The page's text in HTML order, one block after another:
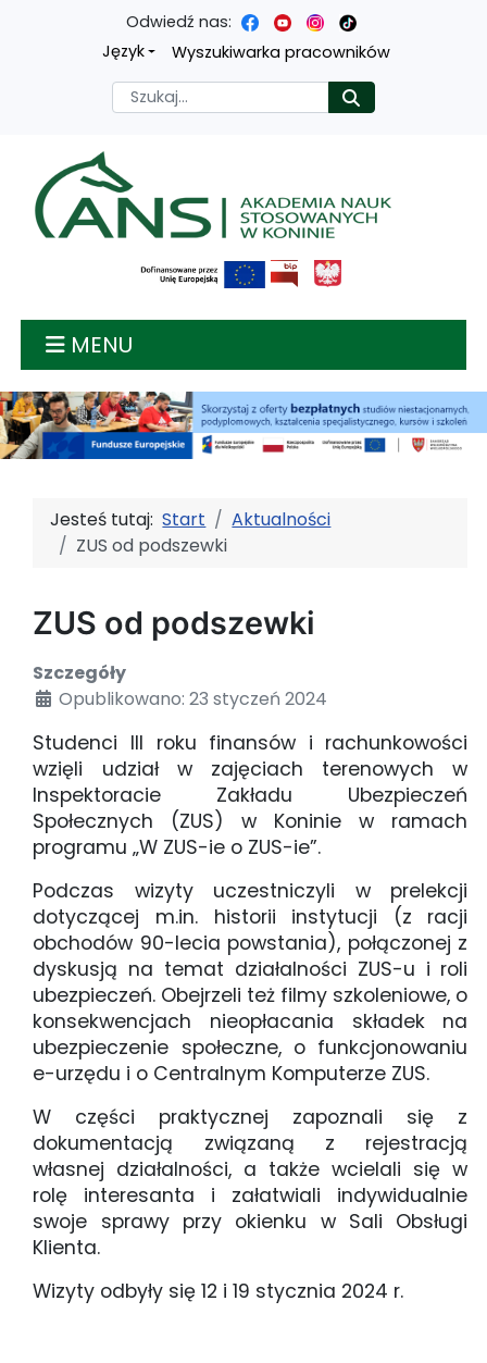
Przejdź
treści
głównej
Przejdź
menu
nawigacyjnego
Przejdź
wyszukiwarki
Przejdź
mapy
strony
Odwiedź nas:
Język
Wyszukiwarka pracowników
Szukaj
Akademia nauk
MENU
Jesteś tutaj:Start
Aktualności
ZUS od podszewki
ZUS od podszewki
Szczegóły
Opublikowano: 23 styczeń 2024
Studenci III roku finansów i rachunkowości
wzięli udział w zajęciach terenowych w
Inspektoracie Zakładu Ubezpieczeń
Społecznych (ZUS) w Koninie w ramach
programu „W ZUS-ie o ZUS-ie”.
Podczas wizyty uczestniczyli w prelekcji
dotyczącej m.in. historii instytucji (z racji
obchodów 90-lecia powstania), połączonej z
dyskusją na temat działalności ZUS-u i roli
ubezpieczeń. Obejrzeli też filmy szkoleniowe, o
konsekwencjach nieopłacania składek na
ubezpieczenie społeczne, o funkcjonowaniu
e-urzędu i o Centralnym Komputerze ZUS.
W części praktycznej zapoznali się z
dokumentacją związaną z rejestracją
własnej działalności, a także wcielali się w
rolę interesanta i załatwiali indywidualnie
swoje sprawy przy okienku w Sali Obsługi
Klienta.
Wizyty odbyły się 12 i 19 stycznia 2024 r.